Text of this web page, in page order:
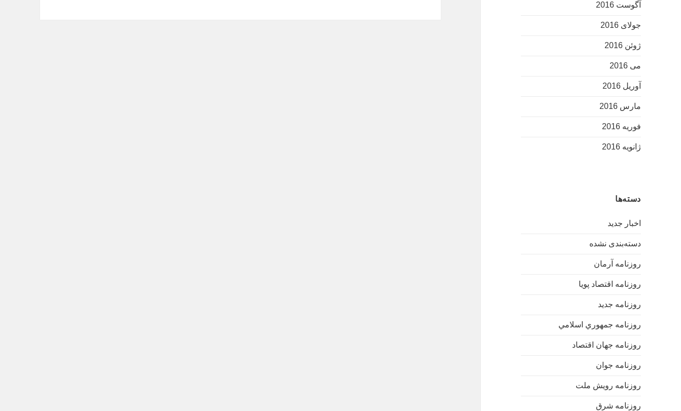
آگوست 2016
جولای 2016
ژوئن 2016
می 2016
آوریل 2016
مارس 2016
فوریه 2016
ژانویه 2016
دسته‌ها
اخبار جدید
دسته‌بندی نشده
روزنامه آرمان
روزنامه اقتصاد پویا
روزنامه جدید
روزنامه جمهوري اسلامي
روزنامه جهان اقتصاد
روزنامه جوان
روزنامه رویش ملت
روزنامه شرق